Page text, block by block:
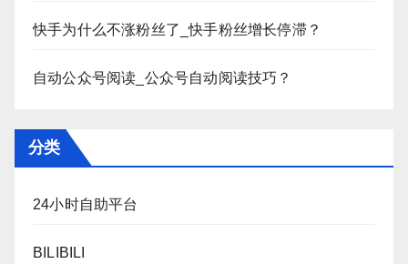
快手为什么不涨粉丝了_快手粉丝增长停滞？
自动公众号阅读_公众号自动阅读技巧？
分类
24小时自助平台
BILIBILI